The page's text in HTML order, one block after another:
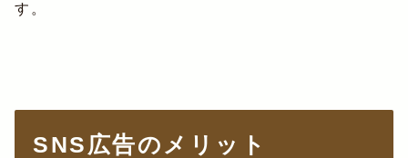
す。
SNS広告のメリット